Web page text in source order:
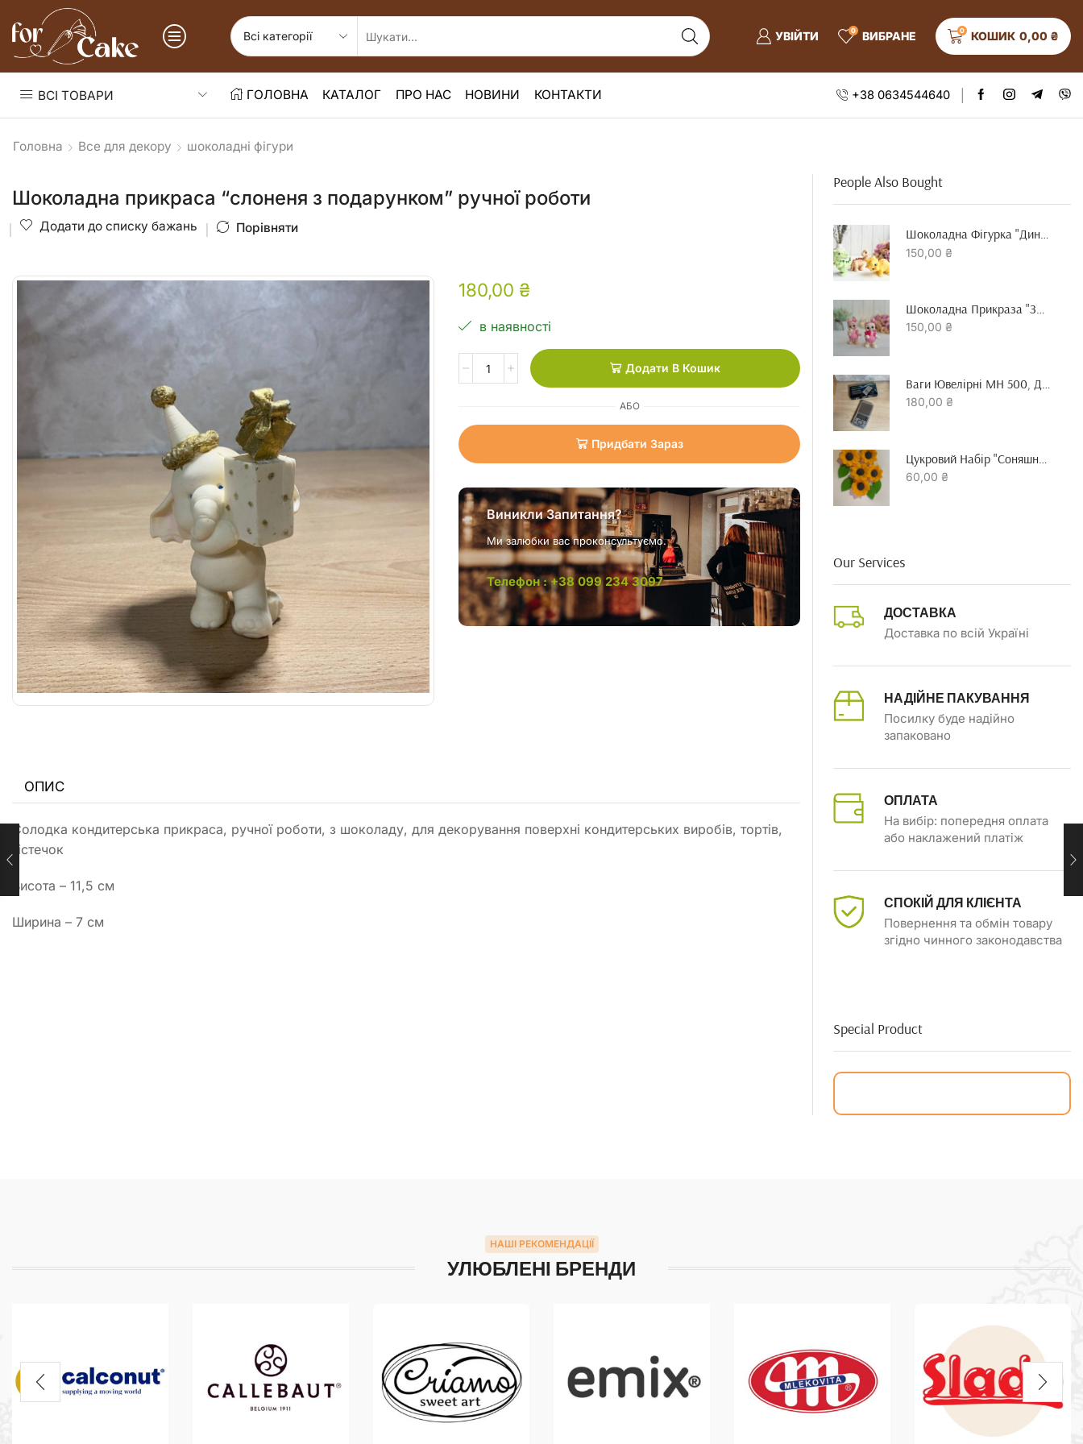
УВІЙТИ 0 ВИБРАНЕ 0 КОШИК 0,00 ₴
ВСІ ТОВАРИ ГОЛОВНА КАТАЛОГ ПРО НАС НОВИНИ КОНТАКТИ +38 0634544640
Головна Все для декору шоколадні фігури
Шоколадна прикраса “слоненя з подарунком” ручної роботи
Додати до списку бажань Порівняти
180,00 ₴
в наявності
Додати В Кошик
АБО
Придбати Зараз
Виникли Запитання?
Ми залюбки вас проконсультуємо.
Телефон : +38 099 234 3097
ОПИС
Солодка кондитерська прикраса, ручної роботи, з шоколаду, для декорування поверхні кондитерських виробів, тортів,
тістечок
Висота – 11,5 см
Ширина – 7 см
People Also Bought
Шоколадна Фігурка "динозавр"
150,00 ₴
Шоколадна Прикраза "зайчик З Серцем"
150,00 ₴
180,00 ₴
60,00 ₴
Our Services
ДОСТАВКА
Доставка по всій Україні
НАДІЙНЕ ПАКУВАННЯ
Посилку буде надійно
запаковано
ОПЛАТА
На вибір: попередня оплата
або наклажений платіж
СПОКІЙ ДЛЯ КЛІЄНТА
Повернення та обмін товару
згідно чинного законодавства
Special Product
НАШІ РЕКОМЕНДАЦІЇ
УЛЮБЛЕНІ БРЕНДИ